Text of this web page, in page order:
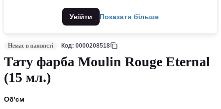
Увійти Показати більше
Немає в наявнсті Код: 0000208518
Тату фарба Moulin Rouge Eternal
(15 мл.)
Об'єм